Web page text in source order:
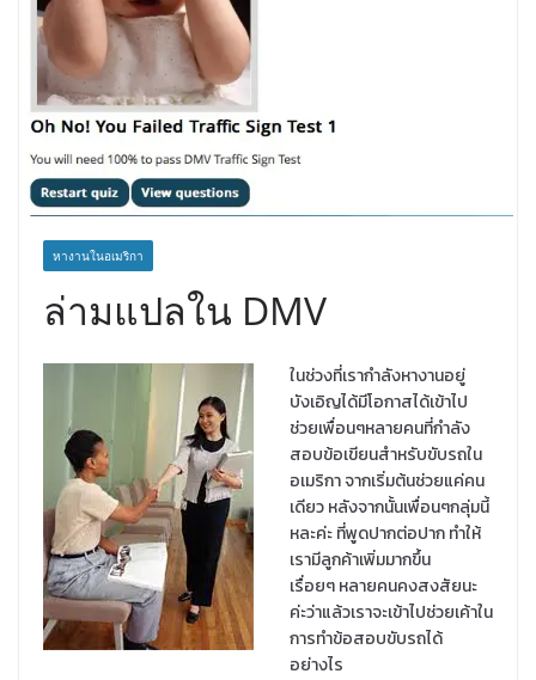
หางานในอเมริกา
ล่ามแปลใน DMV
ในช่วงที่เรากำลังหางานอยู่
บังเอิญได้มีโอกาสได้เข้าไป
ช่วยเพื่อนๆหลายคนที่กำลัง
สอบข้อเขียนสำหรับขับรถใน
อเมริกา จากเริ่มต้นช่วยแค่คน
เดียว หลังจากนั้นเพื่อนๆกลุ่มนี้
หละค่ะ ที่พูดปากต่อปาก ทำให้
เรามีลูกค้าเพิ่มมากขึ้น
เรื่อยๆ หลายคนคงสงสัยนะ
ค่ะว่าแล้วเราจะเข้าไปช่วยเค้าใน
การทำข้อสอบขับรถได้
อย่างไร